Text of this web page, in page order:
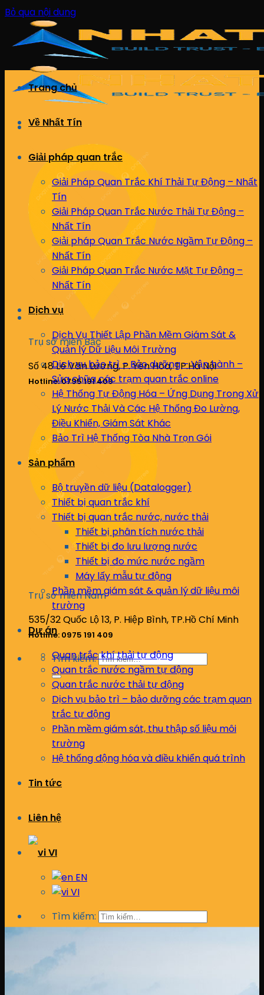
Bỏ qua nội dung
Trụ sở miền Bắc
Số 48 Lê Văn Lương, P. Yên Hòa, TP.Hà Nội
Hotline: 0795 191 409
Trụ sở miền Nam
535/32 Quốc Lộ 13, P. Hiệp Bình, TP.Hồ Chí Minh
Hotline: 0975 191 409
Tìm kiếm:
Trang chủ
Về Nhất Tín
Giải pháp quan trắc
Giải Pháp Quan Trắc Khí Thải Tự Động – Nhất
Tín
Giải Pháp Quan Trắc Nước Thải Tự Động –
Nhất Tín
Giải pháp Quan Trắc Nước Ngầm Tự Động –
Nhất Tín
Giải Pháp Quan Trắc Nước Mặt Tự Động –
Nhất Tín
Dịch vụ
Dịch Vụ Thiết Lập Phần Mềm Giám Sát &
Quản lý Dữ Liệu Môi Trường
Dịch vụ bảo trì – Bảo dưỡng – Vận hành –
Sửa chữa các trạm quan trắc online
Hệ Thống Tự Động Hóa – Ứng Dụng Trong Xử
Lý Nước Thải Và Các Hệ Thống Đo Lường,
Điều Khiển, Giám Sát Khác
Bảo Trì Hệ Thống Tòa Nhà Trọn Gói
Sản phẩm
Bộ truyền dữ liệu (Datalogger)
Thiết bị quan trắc khí
Thiết bị quan trắc nước, nước thải
Thiết bị phân tích nước thải
Thiết bị đo lưu lượng nước
Thiết bị đo mức nước ngầm
Máy lấy mẫu tự động
Phần mềm giám sát & quản lý dữ liệu môi
trường
Dự án
Quan trắc khí thải tự động
Quan trắc nước ngầm tự động
Quan trắc nước thải tự động
Dịch vụ bảo trì – bảo dưỡng các trạm quan
trắc tự động
Phần mềm giám sát, thu thập số liệu môi
trường
Hệ thống động hóa và điều khiển quá trình
Tin tức
Liên hệ
VI
EN
VI
Tìm kiếm: